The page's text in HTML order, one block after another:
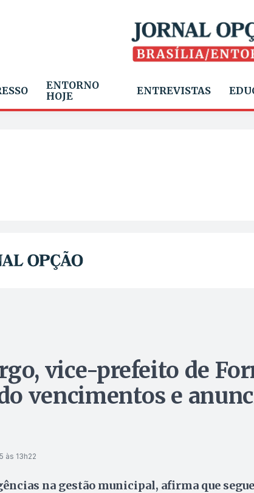
ENTORNO
HOJE
ENTREVISTAS
vice-prefeito de
vencimentos e
às 13h22
na gestão municipal, afirma que